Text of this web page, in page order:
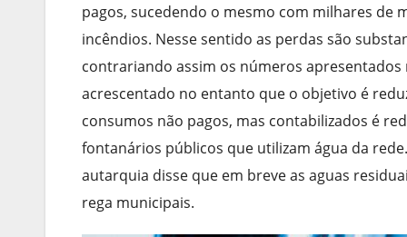
pagos, sucedendo o mesmo com milhares de
incêndios. Nesse sentido as perdas são
contrariando assim os números
acrescentado no entanto que o objetivo é
consumos não pagos, mas contabilizados é
fontanários públicos que utilizam água da
autarquia disse que em breve as aguas
rega municipais.